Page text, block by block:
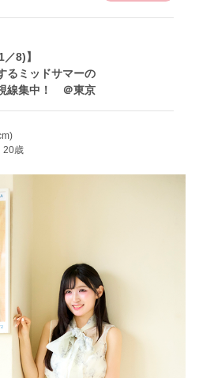
8)】
るミッドサマーの
線集中！ ＠東京
20歳